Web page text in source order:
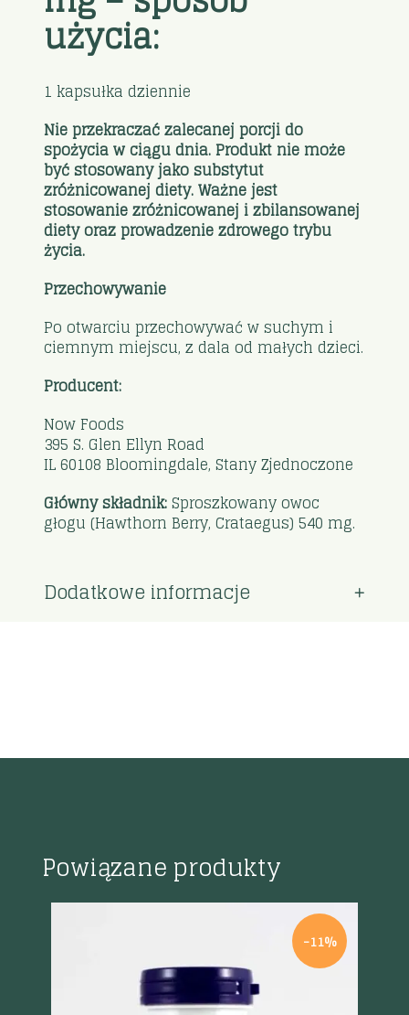
użycia:
1 kapsułka dziennie
Nie przekraczać zalecanej porcji do
spożycia w ciągu dnia. Produkt nie może
być stosowany jako substytut
zróżnicowanej diety. Ważne jest
stosowanie zróżnicowanej i zbilansowanej
diety oraz prowadzenie zdrowego trybu
życia.
Przechowywanie
Po otwarciu przechowywać w suchym i
ciemnym miejscu, z dala od małych dzieci.
Producent:
Now Foods
395 S. Glen Ellyn Road
IL 60108 Bloomingdale, Stany Zjednoczone
Główny składnik:Sproszkowany owoc
głogu (Hawthorn Berry, Crataegus) 540 mg.
Dodatkowe informacje
Powiązane produkty
-11%